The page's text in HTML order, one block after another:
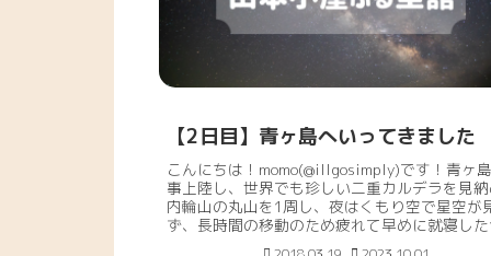
【2日目】青ヶ島へいってきました
こんにちは！momo(@illgosimply)です！青ヶ
事上陸し、世界でも珍しい二重カルデラを見
内輪山の丸山を1周し、夜はくもり空で星空が
ず、長時間の移動のため疲れて早めに就寝し
目。青ヶ島へ上陸するには、宿の確保が必...